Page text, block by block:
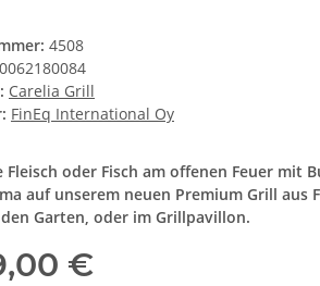
4508
Carelia Grill
FinEq International Oy
Fleisch oder Fisch am offenen Feuer mit
auf unserem neuen Premium Grill aus
Garten, oder im Grillpavillon.
€